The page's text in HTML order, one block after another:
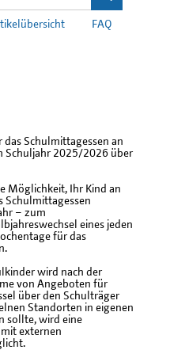
FAQ
das Schulmittagessen an
Schuljahr 2025/2026 über
Möglichkeit, Ihr Kind an
Schulmittagessen
– zum
eines jeden
für das
wird nach der
von Angeboten für
über den Schulträger
Standorten in eigenen
sollte, wird eine
externen